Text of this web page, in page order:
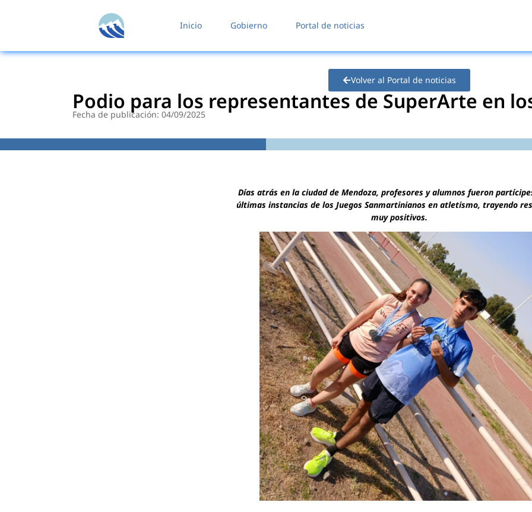
Inicio Gobierno Portal de noticias
Volver al Portal de noticias
Podio para los representantes de SuperArte en
Fecha de publicación: 04/09/2025
Días atrás en la ciudad de Mendoza, profesores y alumnos fueron
últimas instancias de los Juegos Sanmartinianos en atletismo, trayendo
muy positivos.